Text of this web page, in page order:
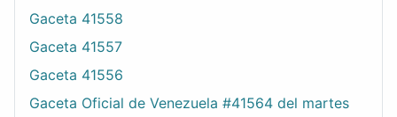
Gaceta 41558
Gaceta 41557
Gaceta 41556
Gaceta Oficial de Venezuela #41564 del martes